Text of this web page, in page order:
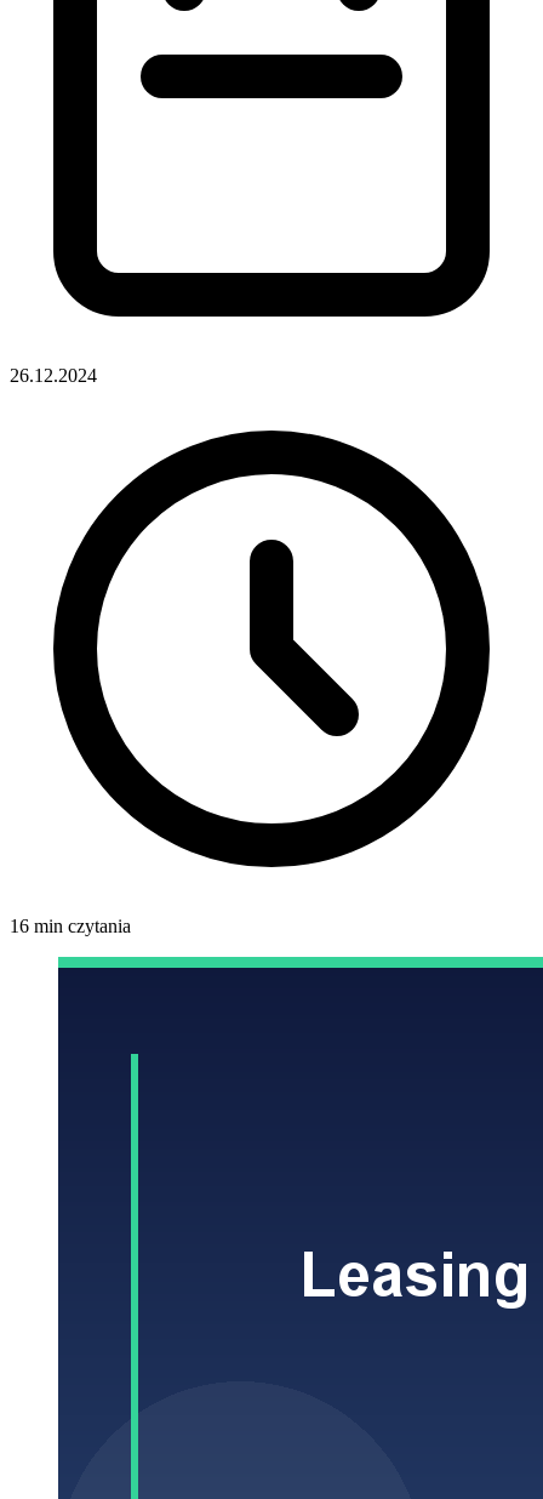
26.12.2024
16 min czytania